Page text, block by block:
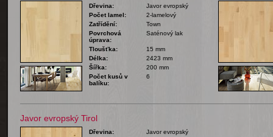
Dřevina:
Javor evropský
Počet lamel:
2-lamelový
Zatřídění:
Town
Povrchová
úprava:
Saténový lak
Tloušťka:
15 mm
Délka:
2423 mm
Šířka:
200 mm
Počet kusů v
balíku:
6
Javor evropský Tirol
Dřevina:
Javor evropský